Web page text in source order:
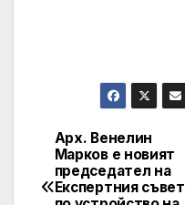
Post
navigation
Арх. Венелин
Марков е новият
председател на
Експертния съвет